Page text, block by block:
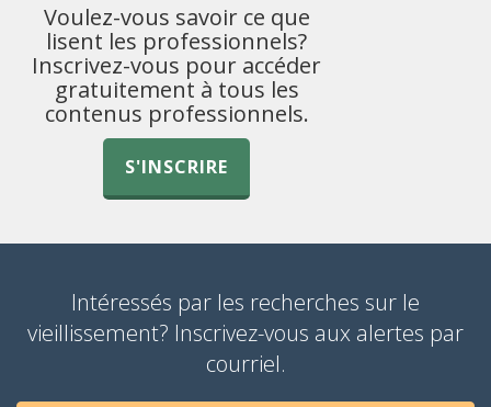
Voulez-vous savoir ce que
lisent les professionnels?
Inscrivez-vous pour accéder
gratuitement à tous les
contenus professionnels.
S'INSCRIRE
Intéressés par les recherches sur le
vieillissement? Inscrivez-vous aux alertes par
courriel.